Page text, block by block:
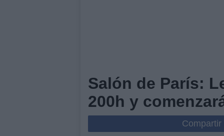
Salón de París:
200h y